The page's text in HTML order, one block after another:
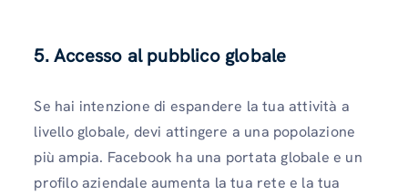
5. Accesso al pubblico globale
Se hai intenzione di espandere la tua attività a
livello globale, devi attingere a una popolazione
più ampia. Facebook ha una portata globale e un
profilo aziendale aumenta la tua rete e la tua